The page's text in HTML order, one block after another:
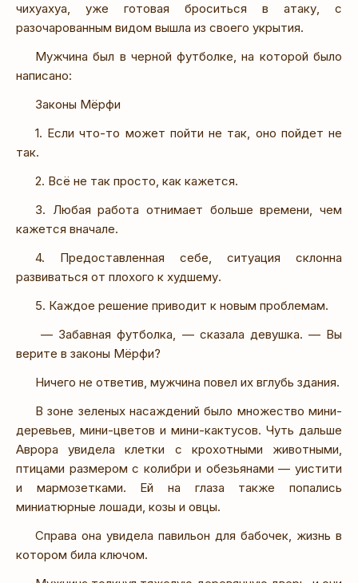
чихуахуа, уже готовая броситься в атаку, с
разочарованным видом вышла из своего укрытия.
Мужчина был в черной футболке, на которой было
написано:
Законы Мёрфи
1. Если что-то может пойти не так, оно пойдет не
так.
2. Всё не так просто, как кажется.
3. Любая работа отнимает больше времени, чем
кажется вначале.
4. Предоставленная себе, ситуация склонна
развиваться от плохого к худшему.
5. Каждое решение приводит к новым проблемам.
— Забавная футболка, — сказала девушка. — Вы
верите в законы Мёрфи?
Ничего не ответив, мужчина повел их вглубь здания.
В зоне зеленых насаждений было множество мини-
деревьев, мини-цветов и мини-кактусов. Чуть дальше
Аврора увидела клетки с крохотными животными,
птицами размером с колибри и обезьянами — уистити
и мармозетками. Ей на глаза также попались
миниатюрные лошади, козы и овцы.
Справа она увидела павильон для бабочек, жизнь в
котором била ключом.